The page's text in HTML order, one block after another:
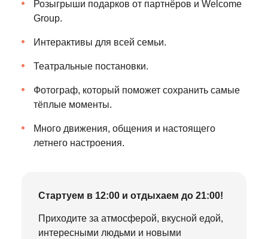
Розыгрыши подарков от партнёров и Welcome
Group.
Интерактивы для всей семьи.
Театральные постановки.
Фотограф, который поможет сохранить самые
тёплые моменты.
Много движения, общения и настоящего
летнего настроения.
Стартуем в 12:00 и отдыхаем до 21:00!
Приходите за атмосферой, вкусной едой,
интересными людьми и новыми